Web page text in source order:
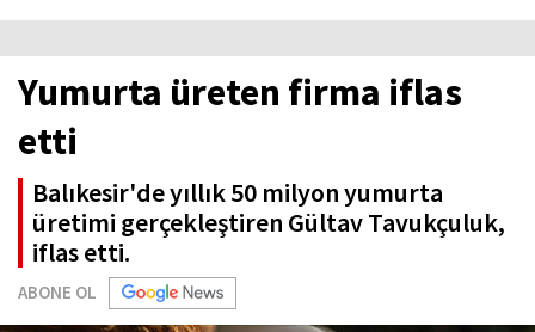
Yumurta üreten firma iflas
etti
Balıkesir'de yıllık 50 milyon yumurta
üretimi gerçekleştiren Gültav Tavukçuluk,
iflas etti.
ABONE OL